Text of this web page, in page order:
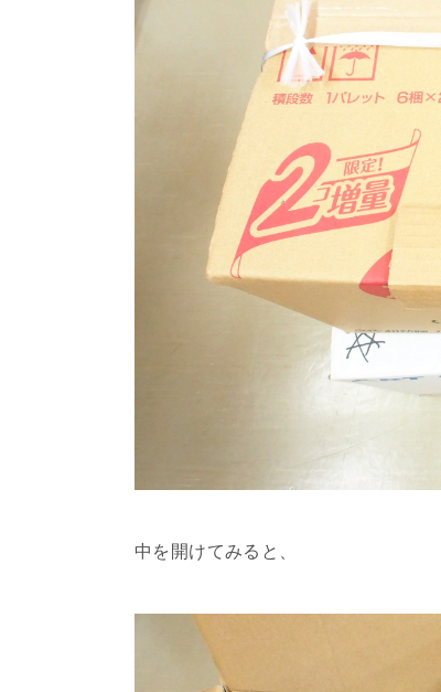
中を開けてみると、